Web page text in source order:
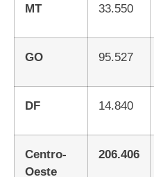
MT 33.550
GO 95.527
DF 14.840
Centro-
Oeste
206.406